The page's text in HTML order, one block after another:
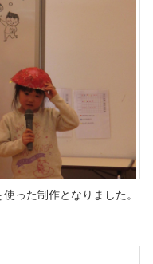
った制作となりました。